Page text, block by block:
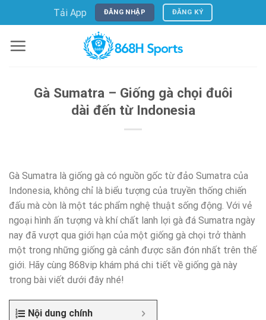
Tải App ĐĂNG NHẬP ĐĂNG KÝ
Gà Sumatra – Giống gà chọi đuôi
dài đến từ Indonesia
Gà Sumatra là giống gà có nguồn gốc từ đảo Sumatra của
Indonesia, không chỉ là biểu tượng của truyền thống chiến
đấu mà còn là một tác phẩm nghệ thuật sống động. Với vẻ
ngoại hình ấn tượng và khí chất lanh lợi gà đá Sumatra ngày
nay đã vượt qua giới hạn của một giống gà chọi trở thành
một trong những giống gà cảnh được săn đón nhất trên thế
giới. Hãy cùng 868vip khám phá chi tiết về giống gà này
trong bài viết dưới đây nhé!
Nội dung chính